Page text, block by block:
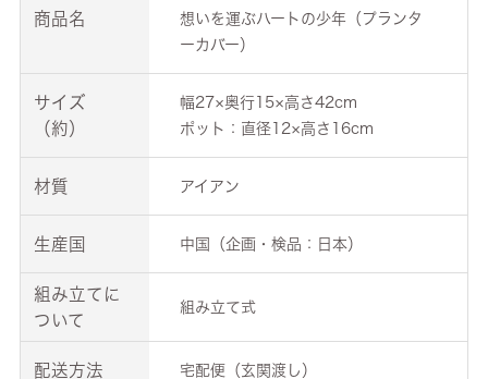
商品名
想いを運ぶハートの少年（プランタ
ーカバー）
サイズ
（約）
幅27×奥行15×高さ42cm
ポット：直径12×高さ16cm
材質 アイアン
生産国 中国（企画・検品：日本）
組み立てに
ついて
組み立て式
配送方法 宅配便（玄関渡し）